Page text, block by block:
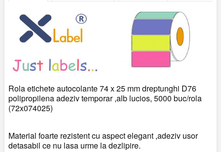
Rola etichete autocolante 74 x 25 mm dreptunghi D76
polipropilena adeziv temporar ,alb lucios, 5000 buc/rola
(72x074025)
Material foarte rezistent cu aspect elegant ,adeziv usor
detasabil ce nu lasa urme la dezlipire.